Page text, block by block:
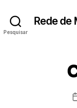
Pesquisar
Rede de